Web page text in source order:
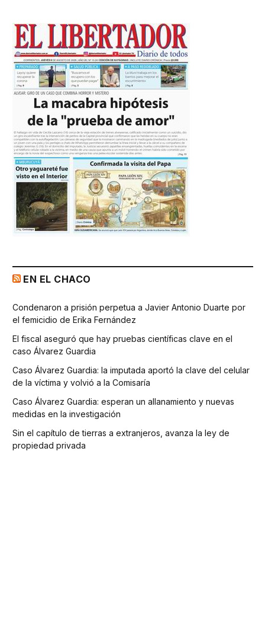
EN EL CHACO
Condenaron a prisión perpetua a Javier Antonio Duarte por
el femicidio de Erika Fernández
El fiscal aseguró que hay pruebas científicas clave en el
caso Álvarez Guardia
Caso Álvarez Guardia: la imputada aportó la clave del celular
de la víctima y volvió a la Comisaría
Caso Álvarez Guardia: esperan un allanamiento y nuevas
medidas en la investigación
Sin el capítulo de tierras a extranjeros, avanza la ley de
propiedad privada